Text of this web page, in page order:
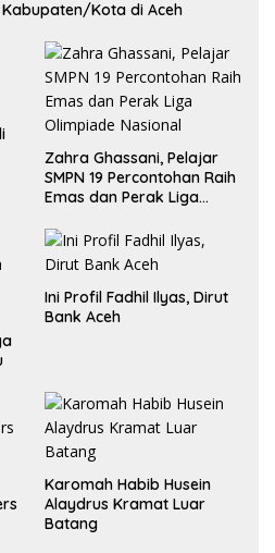
Kota di Aceh
Zahra Ghassani, Pelajar
SMPN 19 Percontohan Raih
Emas dan Perak Liga
Ini Profil Fadhil Ilyas, Dirut
Bank Aceh
Karomah Habib Husein
Alaydrus Kramat Luar
Batang